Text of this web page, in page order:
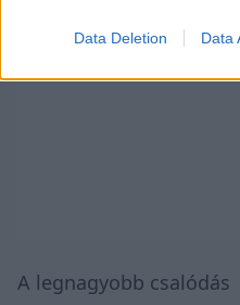
Data Deletion Data
A legnagyobb csalódás